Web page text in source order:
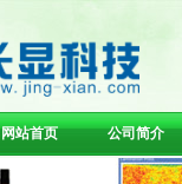
网站首页 公司简介